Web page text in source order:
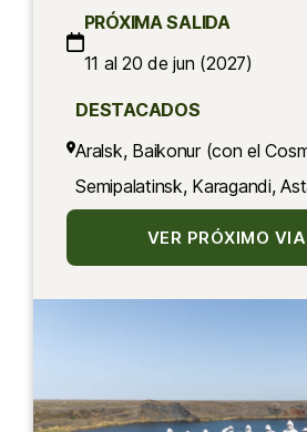
PRÓXIMA SALIDA
11 al 20 de jun (2027)
DESTACADOS
Aralsk, Baikonur (con el
Semipalatinsk, Karagandi,
VER PRÓXIMO